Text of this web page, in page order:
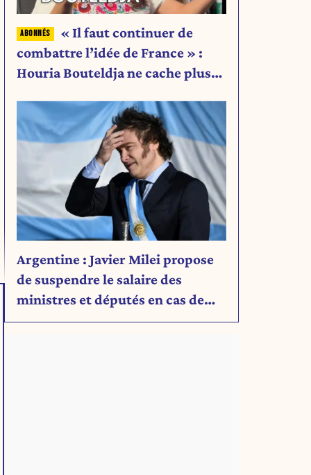
« Il faut continuer de
combattre l’idée de France » :
Houria Bouteldja ne cache plus
Argentine : Javier Milei propose
de suspendre le salaire des
ministres et députés en cas de
déficit budgétaire